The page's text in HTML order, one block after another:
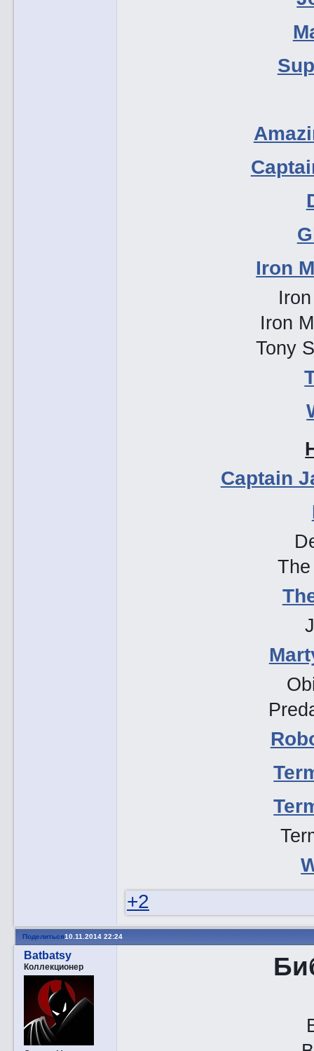
Iron
Iron
Tony
Captain
+2
Поделиться10.11.2014 22:24
Batbatsy
Коллекционер